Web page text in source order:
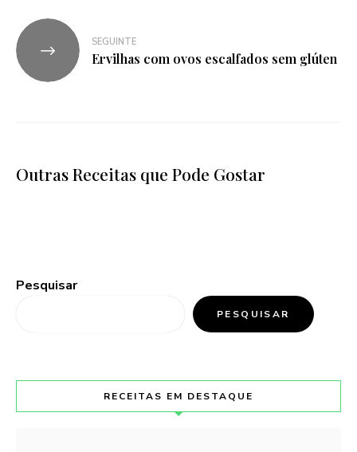
SEGUINTE
Ervilhas com ovos escalfados sem glúten
Outras Receitas que Pode Gostar
Pesquisar
PESQUISAR
RECEITAS EM DESTAQUE